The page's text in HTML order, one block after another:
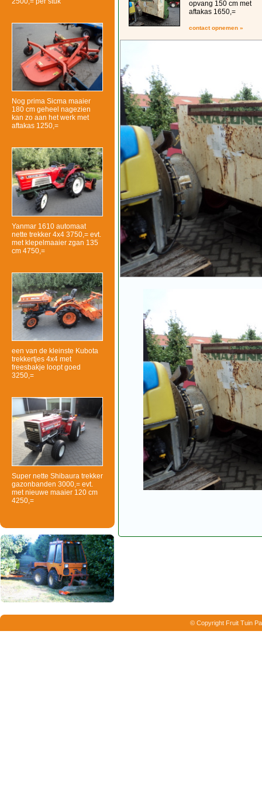
Nog prima Sicma maaier
180 cm geheel nagezien
kan zo aan het werk met
aftakas 1250,=
Yanmar 1610 automaat
nette trekker 4x4 3750,= evt.
met klepelmaaier zgan 135
cm 4750,=
een van de kleinste Kubota
trekkertjes 4x4 met
freesbakje loopt goed
3250,=
Super nette Shibaura trekker
gazonbanden 3000,= evt.
met nieuwe maaier 120 cm
4250,=
opvang 150 cm met
aftakas 1650,=
contact opnemen »
© Copyright Fruit Tuin